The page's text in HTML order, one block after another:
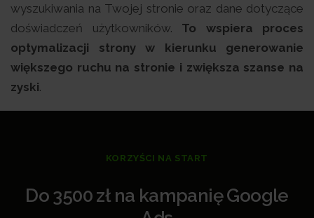
wyszukiwania na Twojej stronie oraz dane dotyczące
doświadczeń użytkowników. To wspiera proces
optymalizacji strony w kierunku generowanie
większego ruchu na stronie i zwiększa szanse na
zyski.
KORZYŚCI NA START
Do 3500 zł na kampanię Google